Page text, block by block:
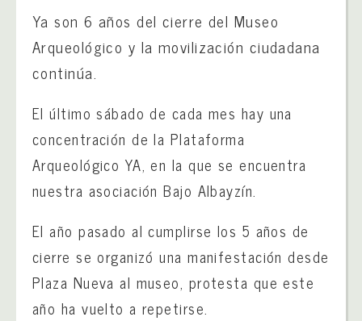
Ya son 6 años del cierre del Museo
Arqueológico y la movilización ciudadana
continúa.
El último sábado de cada mes hay una
concentración de la Plataforma
Arqueológico YA, en la que se encuentra
nuestra asociación Bajo Albayzín.
El año pasado al cumplirse los 5 años de
cierre se organizó una manifestación desde
Plaza Nueva al museo, protesta que este
año ha vuelto a repetirse.